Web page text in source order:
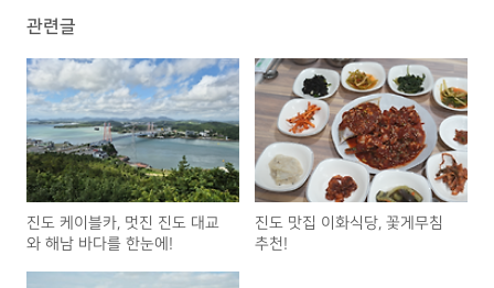
관련글
진도 케이블카, 멋진 진도 대교
와 해남 바다를 한눈에!
진도 맛집 이화식당, 꽃게무침
추천!